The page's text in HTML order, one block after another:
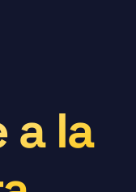
a la